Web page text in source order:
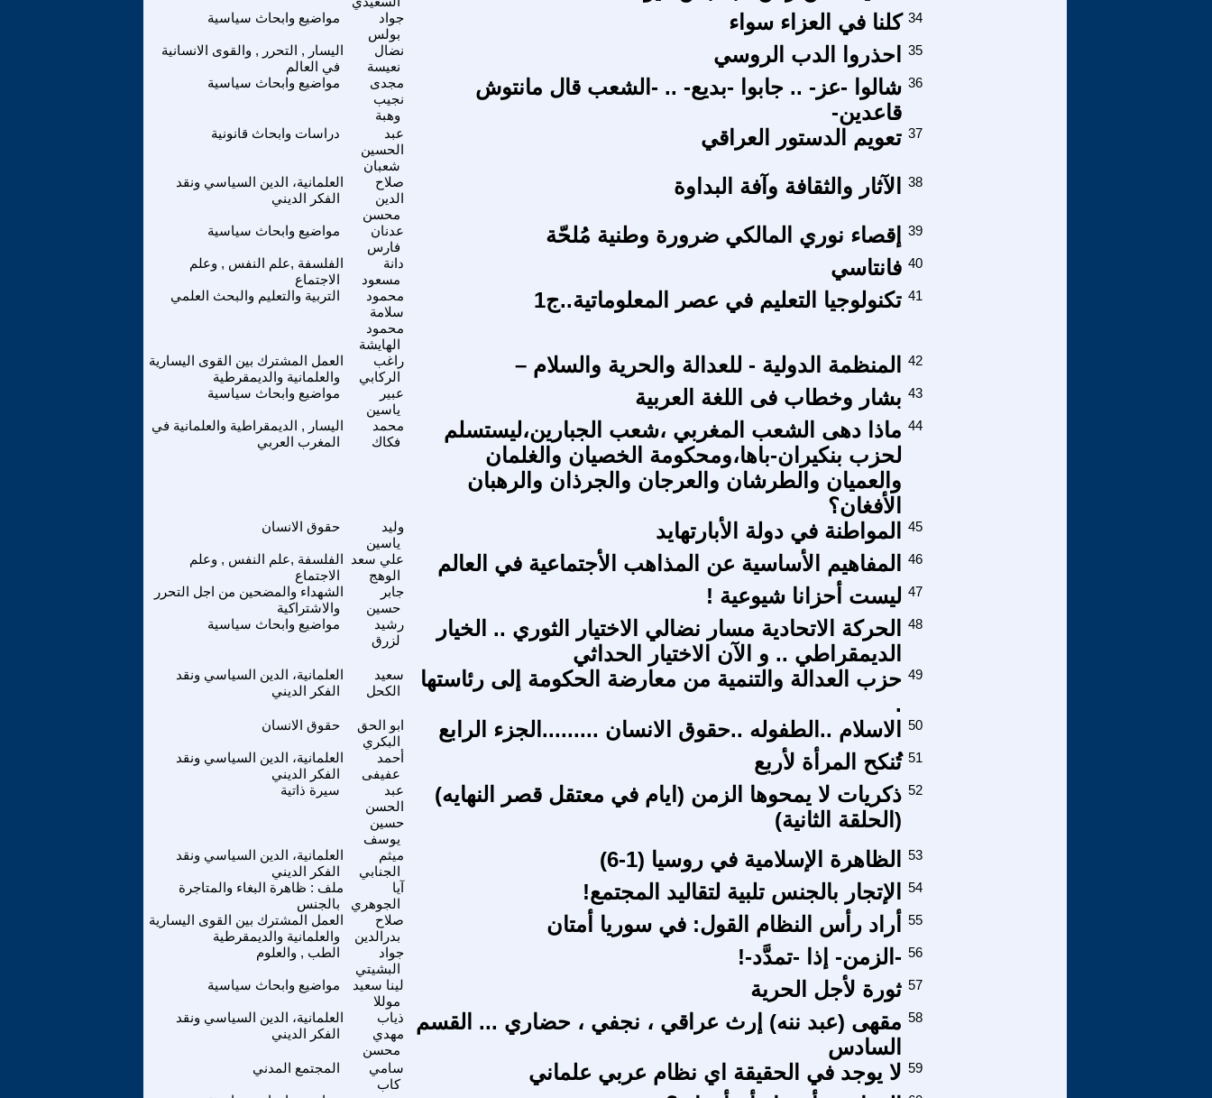
مواضيع وابحاث سياسية
جواد
بولس
كلنا في العزاء سواء 34
اليسار , التحرر , والقوى الانسانية
في العالم
نضال
نعيسة
احذروا الدب الروسي 35
مواضيع وابحاث سياسية
مجدى
نجيب
وهبة
شالوا -عز- .. جابوا -بديع- .. -الشعب قال مانتوش
قاعدين-
36
دراسات وابحاث قانونية
عبد
الحسين
شعبان
تعويم الدستور العراقي 37
العلمانية، الدين السياسي ونقد
الفكر الديني
صلاح
الدين
محسن
الآثار والثقافة وآفة البداوة 38
مواضيع وابحاث سياسية
عدنان
فارس
إقصاء نوري المالكي ضرورة وطنية مُلحّة 39
الفلسفة ,علم النفس , وعلم
الاجتماع
دانة
مسعود
فانتاسي 40
التربية والتعليم والبحث العلمي
محمود
سلامة
محمود
الهايشة
تكنولوجيا التعليم في عصر المعلوماتية..ج1 41
العمل المشترك بين القوى اليسارية
والعلمانية والديمقرطية
راغب
الركابي
المنظمة الدولية - للعدالة والحرية والسلام – 42
مواضيع وابحاث سياسية
عبير
ياسين
بشار وخطاب فى اللغة العربية 43
اليسار , الديمقراطية والعلمانية في
المغرب العربي
محمد
فكاك
ماذا دهى الشعب المغربي ،شعب الجبارين،ليستسلم
لحزب بنكيران-باها،ومحكومة الخصيان والغلمان
والعميان والطرشان والعرجان والجرذان والرهبان
الأفغان؟
44
حقوق الانسان
وليد
ياسين
المواطنة في دولة الأبارتهايد 45
الفلسفة ,علم النفس , وعلم
الاجتماع
علي سعد
الوهج
المفاهيم الأساسية عن المذاهب الأجتماعية في العالم 46
الشهداء والمضحين من اجل التحرر
والاشتراكية
جابر
حسين
ليست أحزانا شيوعية ! 47
مواضيع وابحاث سياسية
رشيد
لزرق
الحركة الاتحادية مسار نضالي الاختيار الثوري .. الخيار
الديمقراطي .. و الآن الاختيار الحداثي
48
العلمانية، الدين السياسي ونقد
الفكر الديني
سعيد
الكحل
حزب العدالة والتنمية من معارضة الحكومة إلى رئاستها
.
49
حقوق الانسان
ابو الحق
البكري
الاسلام ..الطفوله ..حقوق الانسان .........الجزء الرابع 50
العلمانية، الدين السياسي ونقد
الفكر الديني
أحمد
عفيفى
تُنكح المرأة لأربع 51
سيرة ذاتية
عبد
الحسن
حسين
يوسف
ذكريات لا يمحوها الزمن (ايام في معتقل قصر النهايه)
(الحلقة الثانية)
52
العلمانية، الدين السياسي ونقد
الفكر الديني
ميثم
الجنابي
الظاهرة الإسلامية في روسيا (1-6) 53
ملف : ظاهرة البغاء والمتاجرة
بالجنس
آيا
الجوهري
الإتجار بالجنس تلبية لتقاليد المجتمع! 54
العمل المشترك بين القوى اليسارية
والعلمانية والديمقرطية
صلاح
بدرالدين
أراد رأس النظام القول: في سوريا أمتان 55
الطب , والعلوم
جواد
البشيتي
-الزمن- إذا -تمدَّد-! 56
مواضيع وابحاث سياسية
لينا سعيد
موللا
ثورة لأجل الحرية 57
العلمانية، الدين السياسي ونقد
الفكر الديني
ذياب
مهدي
محسن
مقهى (عبد ننه) إرث عراقي ، نجفي ، حضاري ... القسم
السادس
58
المجتمع المدني
سامي
كاب
لا يوجد في الحقيقة اي نظام عربي علماني 59